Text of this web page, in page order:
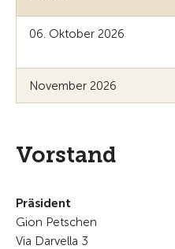
06. Oktober 2026
November 2026
Vorstand
Präsident
Gion Petschen
Via Darvella 3